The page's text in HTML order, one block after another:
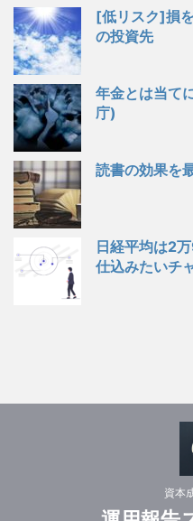
[低リスク]損
の投資先
年金とは当て
庁)
読書の効果を
日経平均は2
仕込みたいチ
資本